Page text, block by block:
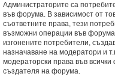
Администраторите са
във форума. В зависимост от
съответните права, тези
възможни операции във
изгонените потребители,
назначаване на модератори и
модераторски права във
създателя на форума.